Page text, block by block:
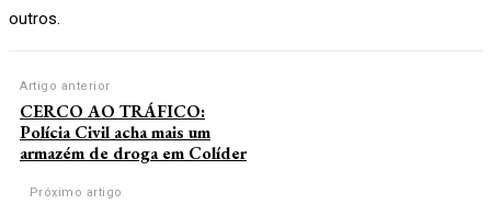
outros.
Artigo anterior
CERCO AO TRÁFICO:
Polícia Civil acha mais um
armazém de droga em Colíder
Próximo artigo